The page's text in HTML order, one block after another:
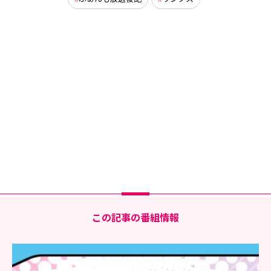
この記事の番組情報